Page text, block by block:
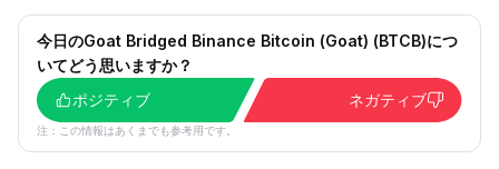
今日のGoat Bridged Binance Bitcoin (Goat) (BTCB)につ
いてどう思いますか？
ポジティブ
ネガティブ
注：この情報はあくまでも参考用です。